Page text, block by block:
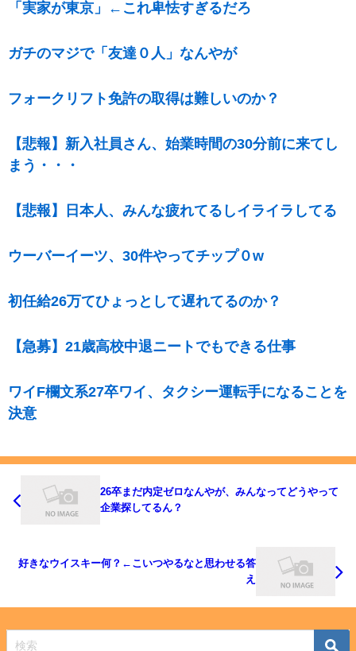
「実家が東京」←これ卑怯すぎるだろ
ガチのマジで「友達０人」なんやが
フォークリフト免許の取得は難しいのか？
【悲報】新入社員さん、始業時間の30分前に来てし
まう・・・
【悲報】日本人、みんな疲れてるしイライラしてる
ウーバーイーツ、30件やってチップ０w
初任給26万てひょっとして遅れてるのか？
【急募】21歳高校中退ニートでもできる仕事
ワイF欄文系27卒ワイ、タクシー運転手になることを
決意
26卒まだ内定ゼロなんやが、みんなってどうやって
企業探してるん？
好きなウイスキー何？←こいつやるなと思わせる答
え